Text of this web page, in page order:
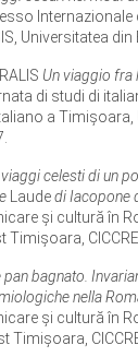
Universitatea din
Un viaggio fra
di studi di
a Timișoara,
celesti di un
Laudedi Iacopone
şi cultură în
Timişoara,
pan bagnato.
nella
şi cultură în
Timişoara,